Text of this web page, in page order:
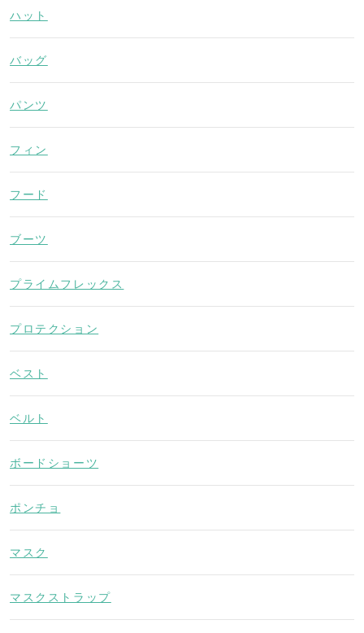
ハット
バッグ
パンツ
フィン
フード
ブーツ
プライムフレックス
プロテクション
ベスト
ベルト
ボードショーツ
ポンチョ
マスク
マスクストラップ